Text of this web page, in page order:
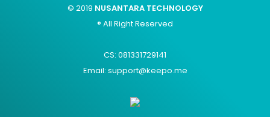
© 2019 NUSANTARA TECHNOLOGY
® All Right Reserved
CS: 081331729141
Email: support@keepo.me